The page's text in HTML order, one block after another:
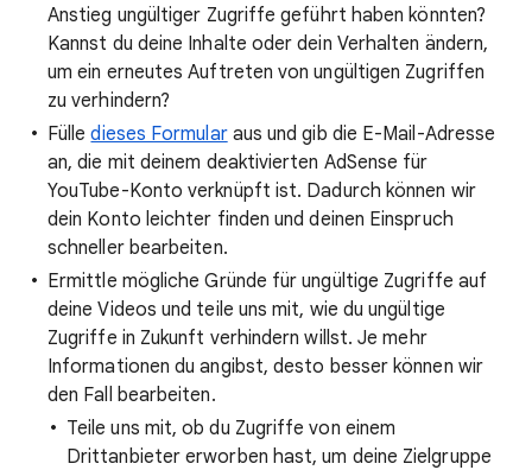
Anstieg ungültiger Zugriffe geführt haben könnten?
Kannst du deine Inhalte oder dein Verhalten ändern,
um ein erneutes Auftreten von ungültigen Zugriffen
zu verhindern?
Fülledieses Formularaus und gib die E-Mail-Adresse
an, die mit deinem deaktivierten AdSense für
YouTube-Konto verknüpft ist. Dadurch können wir
dein Konto leichter finden und deinen Einspruch
schneller bearbeiten.
Ermittle mögliche Gründe für ungültige Zugriffe auf
deine Videos und teile uns mit, wie du ungültige
Zugriffe in Zukunft verhindern willst. Je mehr
Informationen du angibst, desto besser können wir
den Fall bearbeiten.
Teile uns mit, ob du Zugriffe von einem
Drittanbieter erworben hast, um deine Zielgruppe